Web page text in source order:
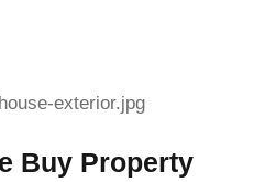
Buy Property